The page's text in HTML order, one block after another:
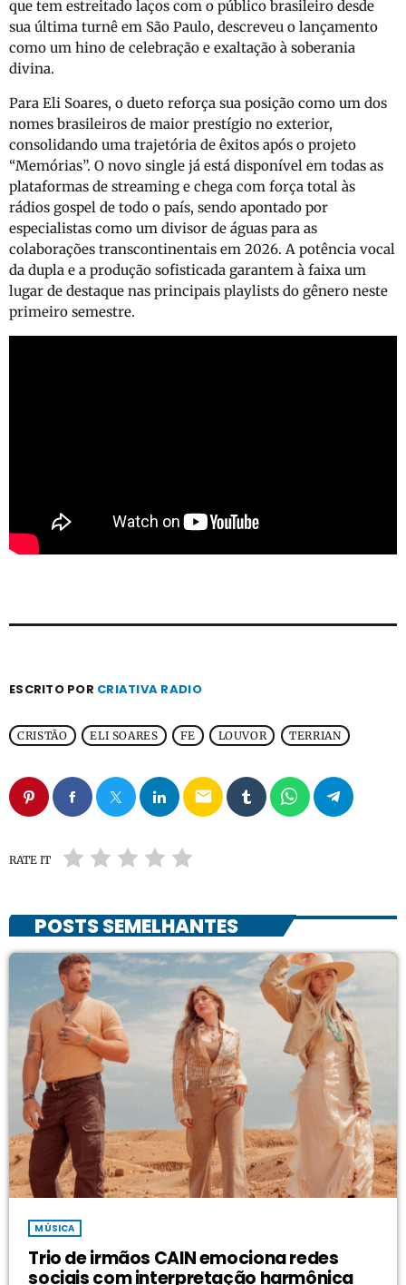
que tem estreitado laços com o público brasileiro desde
sua última turnê em São Paulo, descreveu o lançamento
como um hino de celebração e exaltação à soberania
divina.
Para Eli Soares, o dueto reforça sua posição como um dos
nomes brasileiros de maior prestígio no exterior,
consolidando uma trajetória de êxitos após o projeto
“Memórias”. O novo single já está disponível em todas as
plataformas de streaming e chega com força total às
rádios gospel de todo o país, sendo apontado por
especialistas como um divisor de águas para as
colaborações transcontinentais em 2026. A potência vocal
da dupla e a produção sofisticada garantem à faixa um
lugar de destaque nas principais playlists do gênero neste
primeiro semestre.
ESCRITO POR CRIATIVA RADIO
CRISTÃO ELI SOARES FE LOUVOR TERRIAN
email
RATE IT
POSTS SEMELHANTES
MÚSICA
Trio de irmãos CAIN emociona redes
sociais com interpretação harmônica